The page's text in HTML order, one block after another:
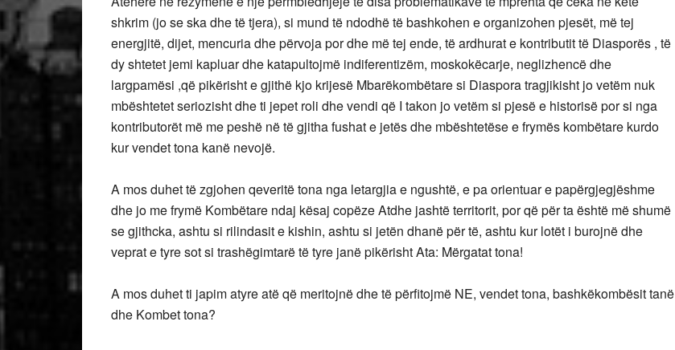
shkrim (jo se ska dhe të tjera), si mund të ndodhë të bashkohen e organizohen pjesët, më tej
energjitë, dijet, mencuria dhe përvoja por dhe më tej ende, të ardhurat e kontributit të Diasporës , të
dy shtetet jemi kapluar dhe katapultojmë indiferentizëm, moskokëcarje, neglizhencë dhe
largpamësi ,që pikërisht e gjithë kjo krijesë Mbarëkombëtare si Diaspora tragjikisht jo vetëm nuk
mbështetet seriozisht dhe ti jepet roli dhe vendi që I takon jo vetëm si pjesë e historisë por si nga
kontributorët më me peshë në të gjitha fushat e jetës dhe mbështetëse e frymës kombëtare kurdo
kur vendet tona kanë nevojë.
A mos duhet të zgjohen qeveritë tona nga letargjia e ngushtë, e pa orientuar e papërgjegjëshme
dhe jo me frymë Kombëtare ndaj kësaj copëze Atdhe jashtë territorit, por që për ta është më shumë
se gjithcka, ashtu si rilindasit e kishin, ashtu si jetën dhanë për të, ashtu kur lotët i burojnë dhe
veprat e tyre sot si trashëgimtarë të tyre janë pikërisht Ata: Mërgatat tona!
A mos duhet ti japim atyre atë që meritojnë dhe të përfitojmë NE, vendet tona, bashkëkombësit tanë
dhe Kombet tona?